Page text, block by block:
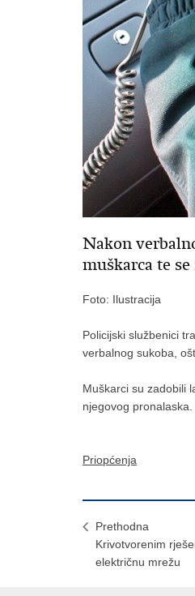
Nakon
muškarca te
Foto: Ilustracija
Policijski službenici
verbalnog sukoba,
Muškarci su zadobili
njegovog pronalaska.
Priopćenja
Prethodna
Krivotvorenim
električnu mrežu